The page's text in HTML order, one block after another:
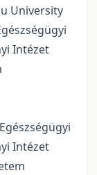
University
Intézet
Intézet